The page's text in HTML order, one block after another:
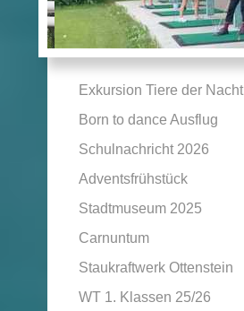
Exkursion Tiere der Nacht
Born to dance Ausflug
Schulnachricht 2026
Adventsfrühstück
Stadtmuseum 2025
Carnuntum
Staukraftwerk Ottenstein
WT 1. Klassen 25/26